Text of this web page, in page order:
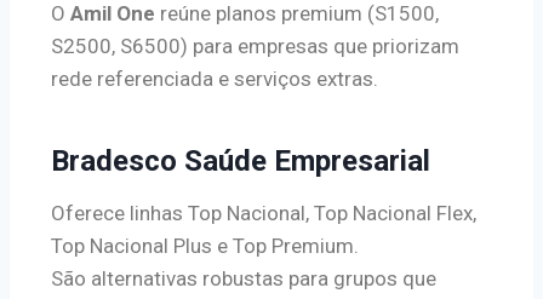
O Amil One reúne planos premium (S1500,
S2500, S6500) para empresas que priorizam
rede referenciada e serviços extras.
Bradesco Saúde Empresarial
Oferece linhas Top Nacional, Top Nacional Flex,
Top Nacional Plus e Top Premium.
São alternativas robustas para grupos que